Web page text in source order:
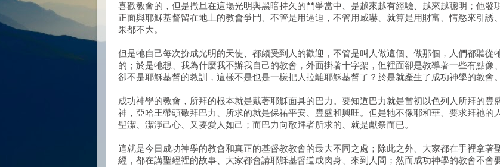
喜歡教會的，但是撒旦在這場光明與黑暗持久的鬥爭當中、是越來越有經驗、越來越聰明；他發
正面與耶穌基督留在地上的教會爭鬥、不管是用逼迫，不管用威嚇、就算是用財富、情慾來引誘
果都不大。
但是牠自己每次扮成光明的天使、都頗受到人的歡迎，不管是叫人做這個、做那個，人們都聽從
的；於是牠想、我為什麼我不辦我自己的教會，外面掛著十字架，但裡面卻是教導著一些有點像
卻不是耶穌基督的教訓，這樣不是也是一樣把人拉離耶穌基督了？於是就產生了成功神學的教會。
成功神學的教會，所拜的根本就是戴著耶穌面具的巴力。要知道巴力就是當初以色列人所拜的豐
神，亞哈王帶頭敬拜巴力、所求的就是保祐平安、豐盛和興旺。但是牠不像耶和華、要求拜祂的
聖潔、潔淨己心、又要愛人如己；而巴力向敬拜者所求的、就是獻祭而已。
這就是今日成功神學的教會和真正的基督教教會的最大不同之處；除此之外、大家都在手裡拿著
經，都在講聖經裡的故事、大家都會講耶穌基督道成肉身、來到人間；然而成功神學的教會不會